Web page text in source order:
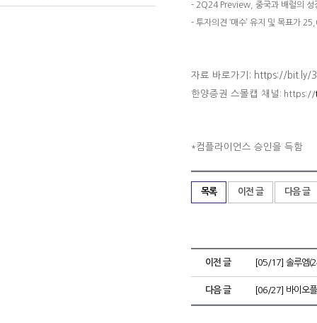
- 2Q24 Preview, 중국과 배럴의 성
- 투자의견 ‘매수’ 유지 및 목표가
자료 바로가기: https://bit.ly/
한양증권 스몰캡 채널 : https://
*컴플라이언스 승인을 득함
목록 이전 글 다음 글
이전 글 [05/17] 솔루엠
다음 글 [06/27] 바이오